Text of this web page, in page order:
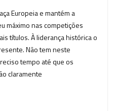
Europeia e mantém a
máximo nas competições
títulos. À liderança histórica o
Não tem neste
tempo até que os
claramente